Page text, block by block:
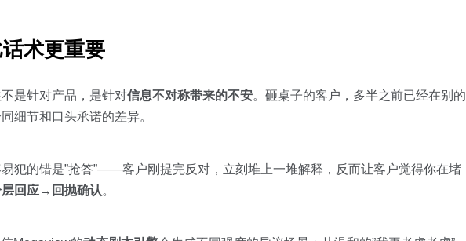
术更重要
是针对产品，是针对信息不对称带来的不安。砸桌子的客户，多半之前已经在别的
细节和口头承诺的差异。
易犯的错是”抢答”——客户刚提完反对，立刻堆上一堆解释，反而让客户觉得你在堵
回应→回抛确认 。